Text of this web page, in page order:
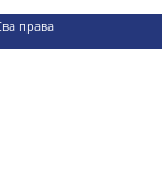
права